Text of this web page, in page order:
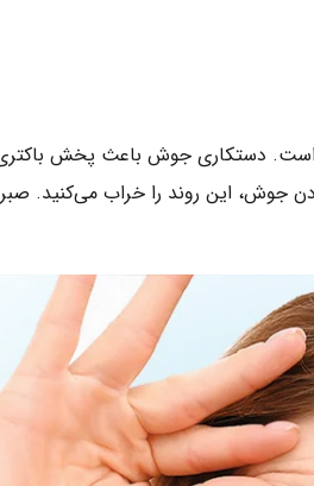
دستکاری جوش باعث پخش
جوش، این روند را خراب می‌کنید.